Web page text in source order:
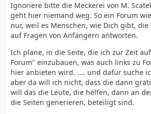
Ignoriere bitte die Meckerei von M.
geht hier niemand weg. So ein Forum
nur, weil es Menschen, wie Dich gibt,
auf Fragen von Anfängern antworten.
Ich plane, in die Seite, die ich zur Zeit
Forum" einzubauen, was auch links zu
hier anbieten wird. .... und dafür suche
aber da will ich nicht, dass die dann
will das die Leute, die helfen, dann an
die Seiten generieren, beteiligt sind.